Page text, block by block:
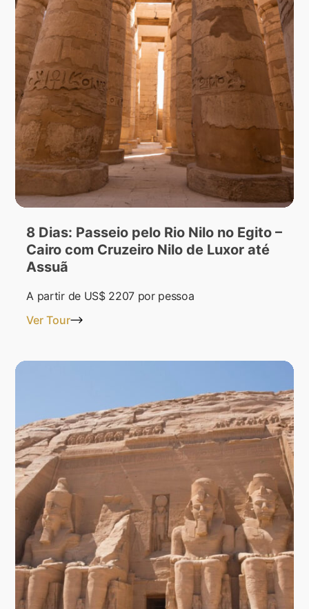
8 Dias: Passeio pelo Rio Nilo no Egito –
Cairo com Cruzeiro Nilo de Luxor até
Assuã
A partir de US$ 2207 por pessoa
Ver Tour